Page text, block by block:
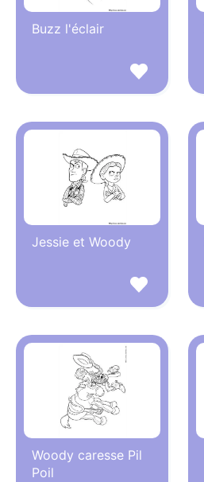
Buzz l'éclair
Jessie et Woody
Woody caresse Pil
Poil